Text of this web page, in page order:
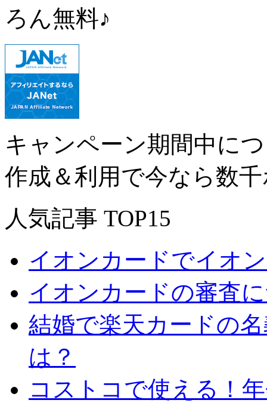
ろん無料♪
キャンペーン期間中に
作成＆利用で今なら数
人気記事 TOP15
イオンカードでイオ
イオンカードの審査
結婚で楽天カードの
は？
コストコで使える！